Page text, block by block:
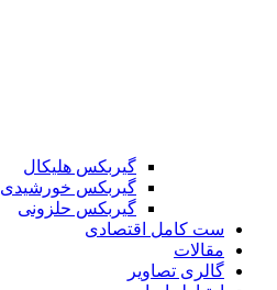
گیربکس هلیکال
گیربکس خورشیدی
گیربکس حلزونی
ست کامل اقتصادی
مقالات
گالری تصاویر